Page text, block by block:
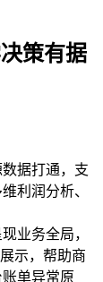
策有据
据打通，支
利润分析、
业务全局，
示，帮助商
单异常原